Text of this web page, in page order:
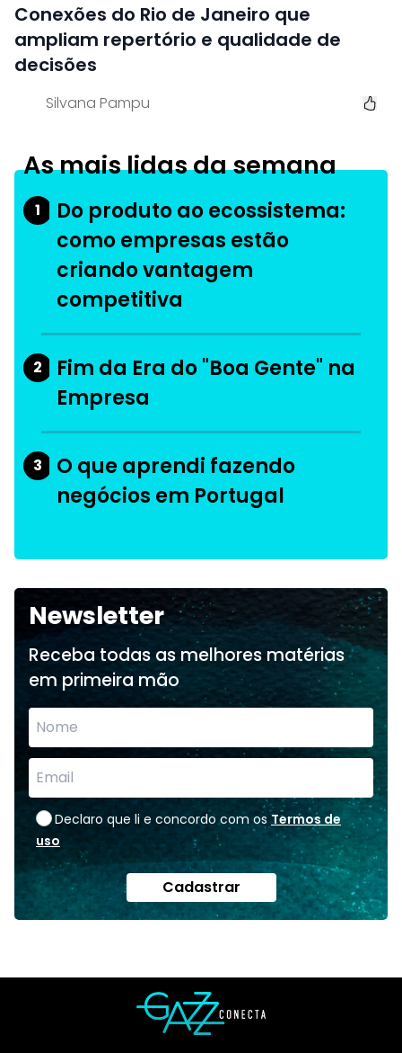
Conexões do Rio de Janeiro que
ampliam repertório e qualidade de
decisões
Silvana Pampu
As mais lidas da semana
1
Do produto ao ecossistema:
como empresas estão
criando vantagem
competitiva
2
Fim da Era do "Boa Gente" na
Empresa
3
O que aprendi fazendo
negócios em Portugal
Newsletter
Receba todas as melhores matérias
em primeira mão
Declaro que li e concordo com os Termos de
uso
Cadastrar